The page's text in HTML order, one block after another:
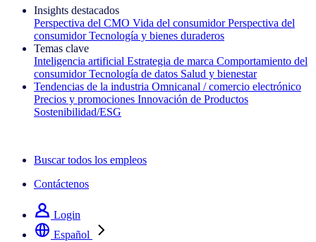
Insights destacados
Perspectiva del CMO Vida del consumidor Perspectiva del
consumidor Tecnología y bienes duraderos
Temas clave
Inteligencia artificial Estrategia de marca Comportamiento del
consumidor Tecnología de datos Salud y bienestar
Tendencias de la industria Omnicanal / comercio electrónico
Precios y promociones Innovación de Productos
Sostenibilidad/ESG
Buscar todos los empleos
Contáctenos
Login
Español